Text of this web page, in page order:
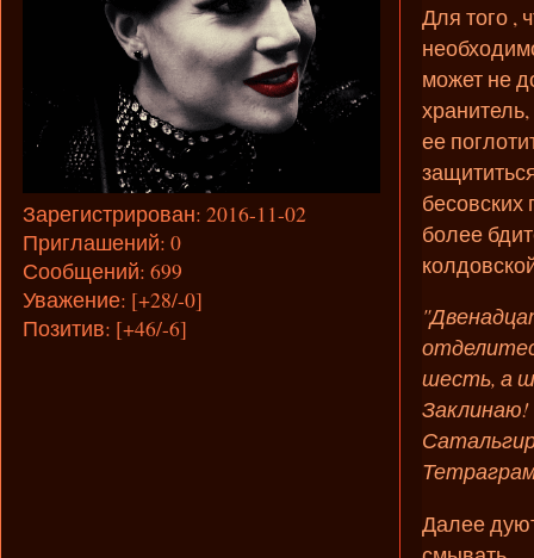
Зарегистрирован: 2016-11-02
Приглашений: 0
Сообщений: 699
Уважение: [+28/-0]
Позитив: [+46/-6]
Для того ,
может не
ее
более
шесть, а
Заклинаю!
Далее